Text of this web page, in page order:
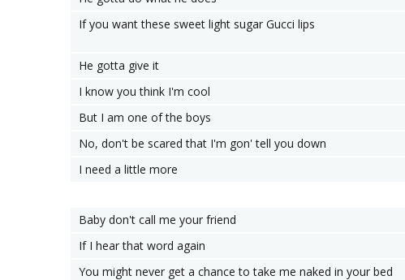
If you want these sweet light sugar Gucci lips
He gotta give it
I know you think I'm cool
But I am one of the boys
No, don't be scared that I'm gon' tell you down
I need a little more
Baby don't call me your friend
If I hear that word again
You might never get a chance to take me naked in your bed